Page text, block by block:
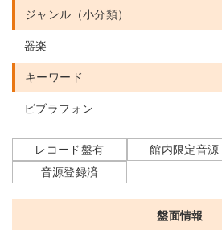
盤面情報
ジャンル（小分類）
器楽
キーワード
ビブラフォン
レコード盤有
館内限定音源
音源登録済